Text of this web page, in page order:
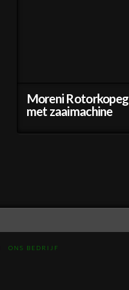
Moreni Rotorkopeg
met zaaimachine
ONS BEDRIJF